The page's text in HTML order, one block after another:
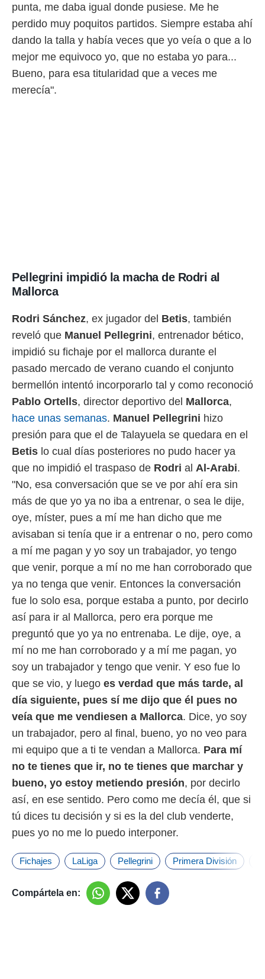
punta, me daba igual donde pusiese. Me he
perdido muy poquitos partidos. Siempre estaba ahí
dando la talla y había veces que yo veía o que a lo
mejor me equivoco yo, que no estaba yo para...
Bueno, para esa titularidad que a veces me
merecía".
Pellegrini impidió la macha de Rodri al
Mallorca
Rodri Sánchez, ex jugador del Betis, también
reveló que Manuel Pellegrini, entrenador bético,
impidió su fichaje por el mallorca durante el
pasado mercado de verano cuando el conjunto
bermellón intentó incorporarlo tal y como reconoció
Pablo Ortells, director deportivo del Mallorca,
hace unas semanas. Manuel Pellegrini hizo
presión para que el de Talayuela se quedara en el
Betis lo cual días posteriores no pudo hacer ya
que no impidió el traspaso de Rodri al Al-Arabi.
"No, esa conversación que se ve por ahí era sin
más de que yo ya no iba a entrenar, o sea le dije,
oye, míster, pues a mí me han dicho que me
avisaban si tenía que ir a entrenar o no, pero como
a mí me pagan y yo soy un trabajador, yo tengo
que venir, porque a mí no me han corroborado que
ya no tenga que venir. Entonces la conversación
fue lo solo esa, porque estaba a punto, por decirlo
así para ir al Mallorca, pero era porque me
preguntó que yo ya no entrenaba. Le dije, oye, a
mí no me han corroborado y a mí me pagan, yo
soy un trabajador y tengo que venir. Y eso fue lo
que se vio, y luego es verdad que más tarde, al
día siguiente, pues sí me dijo que él pues no
veía que me vendiesen a Mallorca. Dice, yo soy
un trabajador, pero al final, bueno, yo no veo para
mi equipo que a ti te vendan a Mallorca. Para mí
no te tienes que ir, no te tienes que marchar y
bueno, yo estoy metiendo presión, por decirlo
así, en ese sentido. Pero como me decía él, que si
tú dices tu decisión y si es la del club venderte,
pues yo no me lo puedo interponer.
Fichajes LaLiga Pellegrini Primera División
Compártela en: